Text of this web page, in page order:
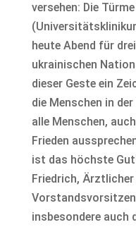
versehen: Die
heute Abend für
ukrainischen
dieser Geste ein
die Menschen in
alle Menschen,
Frieden
ist das höchste
Friedrich,
insbesondere auch